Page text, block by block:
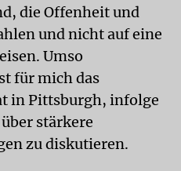
die Offenheit und
und nicht auf eine
Umso
für mich das
in Pittsburgh, infolge
stärkere
zu diskutieren.